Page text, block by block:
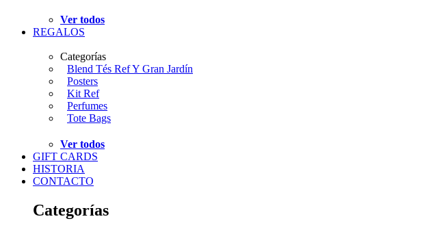
Ver todos
REGALOS
Categorías
Blend Tés Ref Y Gran Jardín
Posters
Kit Ref
Perfumes
Tote Bags
Ver todos
GIFT CARDS
HISTORIA
CONTACTO
Categorías